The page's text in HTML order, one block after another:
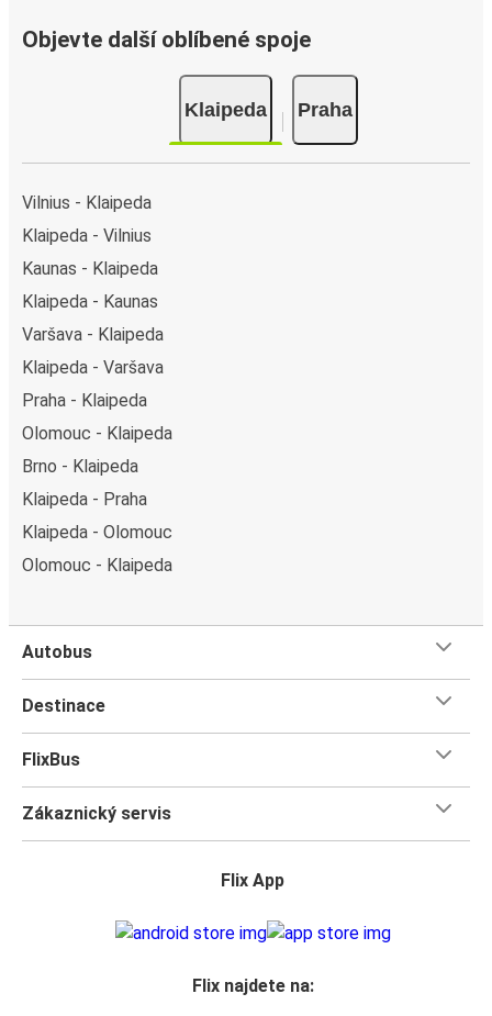
Objevte další oblíbené spoje
Klaipeda Praha
Vilnius - Klaipeda
Klaipeda - Vilnius
Kaunas - Klaipeda
Klaipeda - Kaunas
Varšava - Klaipeda
Klaipeda - Varšava
Praha - Klaipeda
Olomouc - Klaipeda
Brno - Klaipeda
Klaipeda - Praha
Klaipeda - Olomouc
Olomouc - Klaipeda
Autobus
Destinace
FlixBus
Zákaznický servis
Flix App
Flix najdete na: